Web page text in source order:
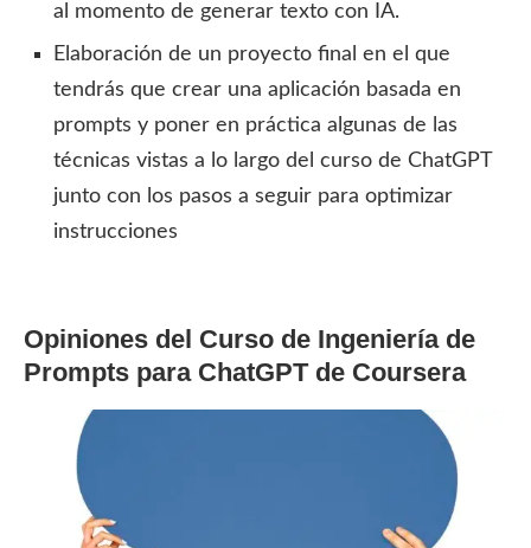
al momento de generar texto con IA.
Elaboración de un proyecto final en el que
tendrás que crear una aplicación basada en
prompts y poner en práctica algunas de las
técnicas vistas a lo largo del curso de ChatGPT
junto con los pasos a seguir para optimizar
instrucciones
Opiniones del Curso de Ingeniería de
Prompts para ChatGPT de Coursera